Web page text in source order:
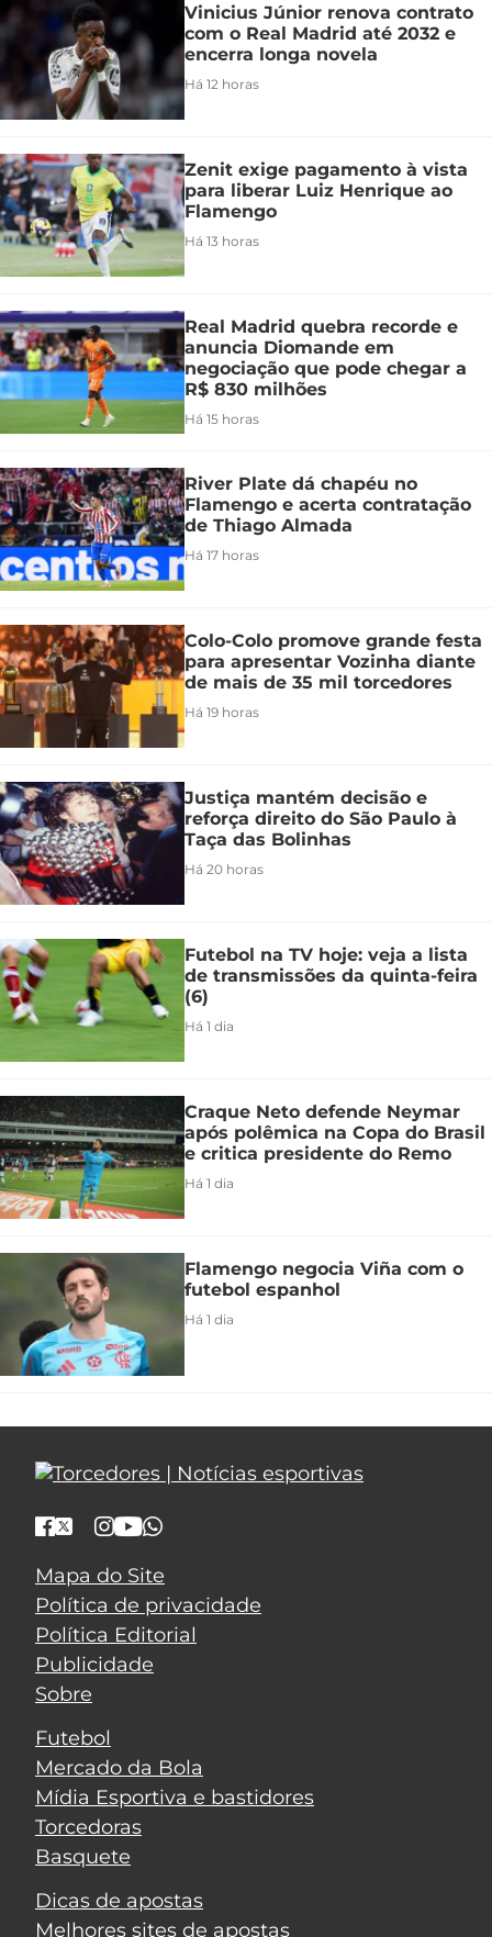
Vinicius Júnior renova contrato
com o Real Madrid até 2032 e
encerra longa novela
Há 12 horas
Zenit exige pagamento à vista
para liberar Luiz Henrique ao
Flamengo
Há 13 horas
Real Madrid quebra recorde e
anuncia Diomande em
negociação que pode chegar a
R$ 830 milhões
Há 15 horas
River Plate dá chapéu no
Flamengo e acerta contratação
de Thiago Almada
Há 17 horas
Colo-Colo promove grande festa
para apresentar Vozinha diante
de mais de 35 mil torcedores
Há 19 horas
Justiça mantém decisão e
reforça direito do São Paulo à
Taça das Bolinhas
Há 20 horas
Futebol na TV hoje: veja a lista
de transmissões da quinta-feira
(6)
Há 1 dia
Craque Neto defende Neymar
após polêmica na Copa do Brasil
e critica presidente do Remo
Há 1 dia
Flamengo negocia Viña com o
futebol espanhol
Há 1 dia
Mapa do Site
Política de privacidade
Política Editorial
Publicidade
Sobre
Futebol
Mercado da Bola
Mídia Esportiva e bastidores
Torcedoras
Basquete
Dicas de apostas
Melhores sites de apostas